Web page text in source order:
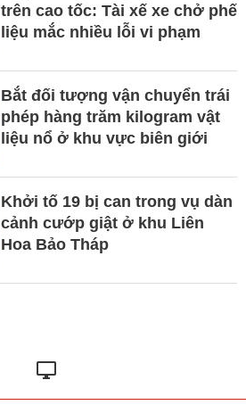
trên cao tốc: Tài xế xe chở phế
liệu mắc nhiều lỗi vi phạm
Bắt đối tượng vận chuyển trái
phép hàng trăm kilogram vật
liệu nổ ở khu vực biên giới
Khởi tố 19 bị can trong vụ dàn
cảnh cướp giật ở khu Liên
Hoa Bảo Tháp